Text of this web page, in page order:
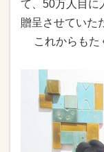
て、50万人目に
贈呈させていた
これからもた